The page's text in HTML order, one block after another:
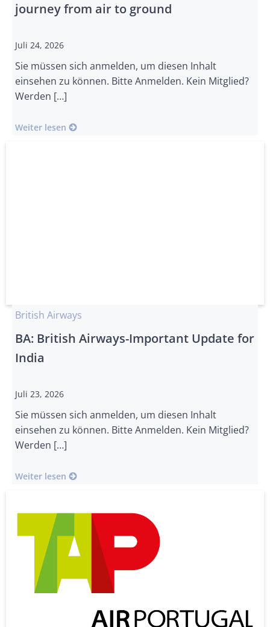
journey from air to ground
Juli 24, 2026
Sie müssen sich anmelden, um diesen Inhalt
einsehen zu können. Bitte Anmelden. Kein Mitglied?
Werden […]
Weiter lesen
British Airways
BA: British Airways-Important Update for
India
Juli 23, 2026
Sie müssen sich anmelden, um diesen Inhalt
einsehen zu können. Bitte Anmelden. Kein Mitglied?
Werden […]
Weiter lesen